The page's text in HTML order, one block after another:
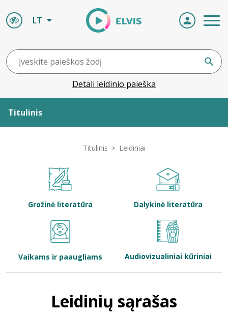
LT
Detali leidinio paieška
Titulinis
Bibliotekoms
Titulinis Leidiniai
Grožinė literatūra Dalykinė literatūra
Vaikams ir paaugliams Audiovizualiniai kūriniai
Leidinių sąrašas